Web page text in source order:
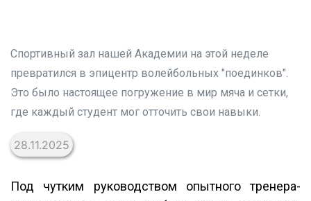
Спортивный зал нашей Академии на этой неделе
превратился в эпицентр волейбольных "поединков".
Это было настоящее погружение в мир мяча и сетки,
где каждый студент мог отточить свои навыки.
28.11.2025
Под чутким руководством опытного тренера-